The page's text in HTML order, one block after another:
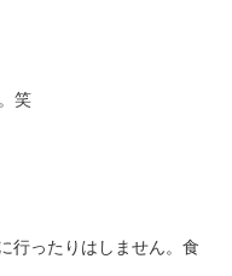
笑
行ったりはしません。食